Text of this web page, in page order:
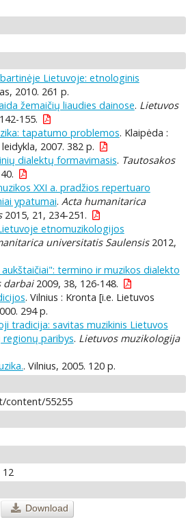
Lietuvoje: etnologinis
2010. 261 p.
žemaičių liaudies dainose. Lietuvos
155.
tapatumo problemos. Klaipėda :
2007. 382 p.
dialektų formavimasis. Tautosakos
XXI a. pradžios repertuaro
ypatumai. Acta humanitarica
2015, 21, 234-251.
etnomuzikologijos
universitatis Saulensis2012,
termino ir muzikos dialekto
darbai2009, 38, 126-148.
. Vilnius : Kronta [i.e. Lietuvos
294 p.
tradicija: savitas muzikinis Lietuvos
regionų paribys. Lietuvos muzikologija
. Vilnius, 2005. 120 p.
content/55255
Download